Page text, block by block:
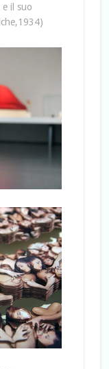
il suo